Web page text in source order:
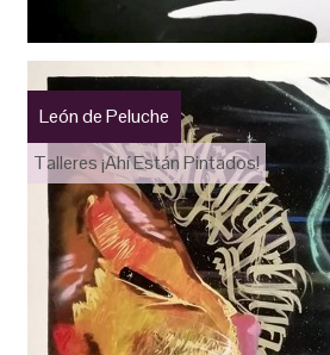
León de Peluche
Talleres ¡Ahí Están Pintados!